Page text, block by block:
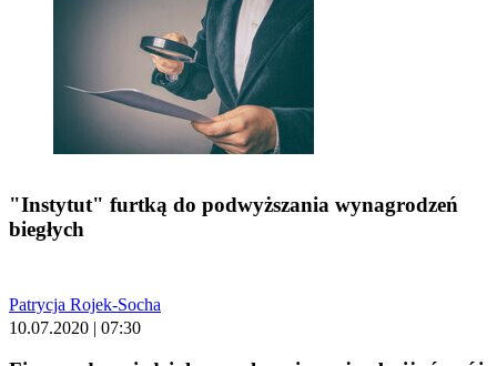
"Instytut" furtką do podwyższania wynagrodzeń
biegłych
Patrycja Rojek-Socha
10.07.2020 | 07:30